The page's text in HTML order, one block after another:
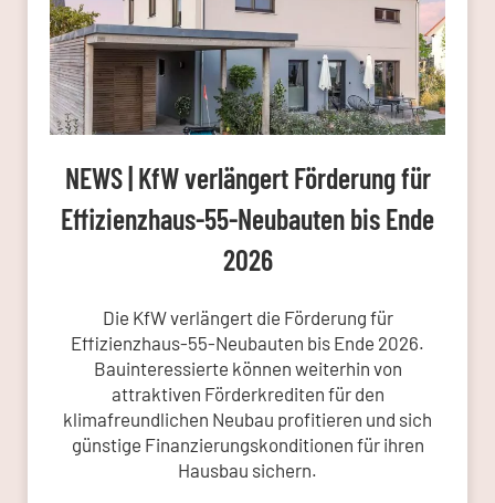
NEWS | KfW verlängert Förderung für
Effizienzhaus-55-Neubauten bis Ende
2026
Die KfW verlängert die Förderung für
Effizienzhaus-55-Neubauten bis Ende 2026.
Bauinteressierte können weiterhin von
attraktiven Förderkrediten für den
klimafreundlichen Neubau profitieren und sich
günstige Finanzierungskonditionen für ihren
Hausbau sichern.